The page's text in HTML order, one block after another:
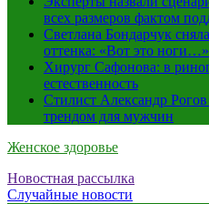
всех размеров фактом
Светлана Бондарчук
оттенка: «Вот это ноги…»
Хирург Сафонова: в
естественность
Стилист Александр
трендом для мужчин
Женское здоровье
Новостная рассылка
Случайные новости